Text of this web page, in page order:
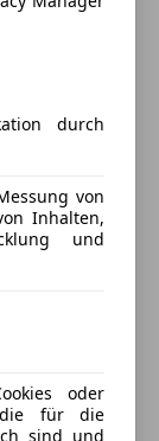
jedes
möglich*
durch
von
Inhalten,
und
oder
die für die
sind und